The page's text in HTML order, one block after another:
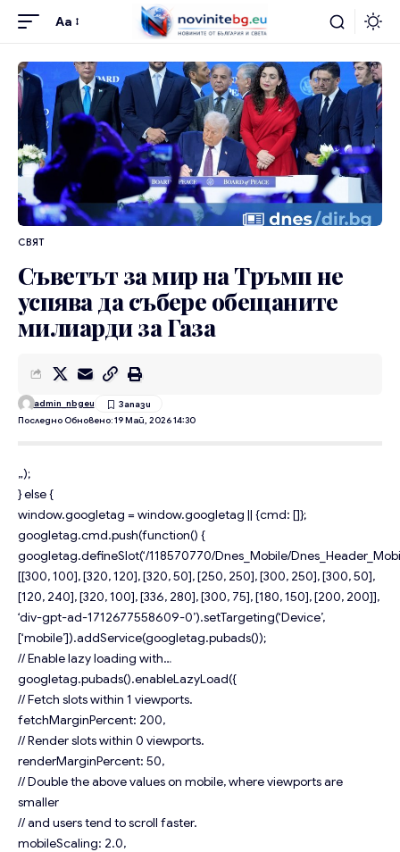
Aa
СВЯТ
Съветът за мир на Тръмп не
успява да събере обещаните
милиарди за Газа
Последно Обновено: 19 Май, 2026 14:30
admin_nbgeu
„);
} else {
window.googletag = window.googletag || {cmd: []};
googletag.cmd.push(function() {
googletag.defineSlot(‘/118570770/Dnes_Mobile/
[[300, 100], [320, 120], [320, 50], [250, 250], [300, 250], [300, 50],
[120, 240], [320, 100], [336, 280], [300, 75], [180, 150], [200, 200]],
‘div-gpt-ad-1712677558609-0’).setTargeting(‘Device’,
[‘mobile’]).addService(googletag.pubads());
// Enable lazy loading with…
googletag.pubads().enableLazyLoad({
// Fetch slots within 1 viewports.
fetchMarginPercent: 200,
// Render slots within 0 viewports.
renderMarginPercent: 50,
// Double the above values on mobile, where viewports are
smaller
// and users tend to scroll faster.
mobileScaling: 2.0,